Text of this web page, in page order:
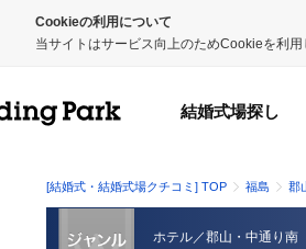
Cookieの利用について
当サイトはサービス向上のためCookieを利
結婚式場探し
[結婚式・結婚式場クチコミ] TOP 福島 郡
ホテル／郡山・中通り南